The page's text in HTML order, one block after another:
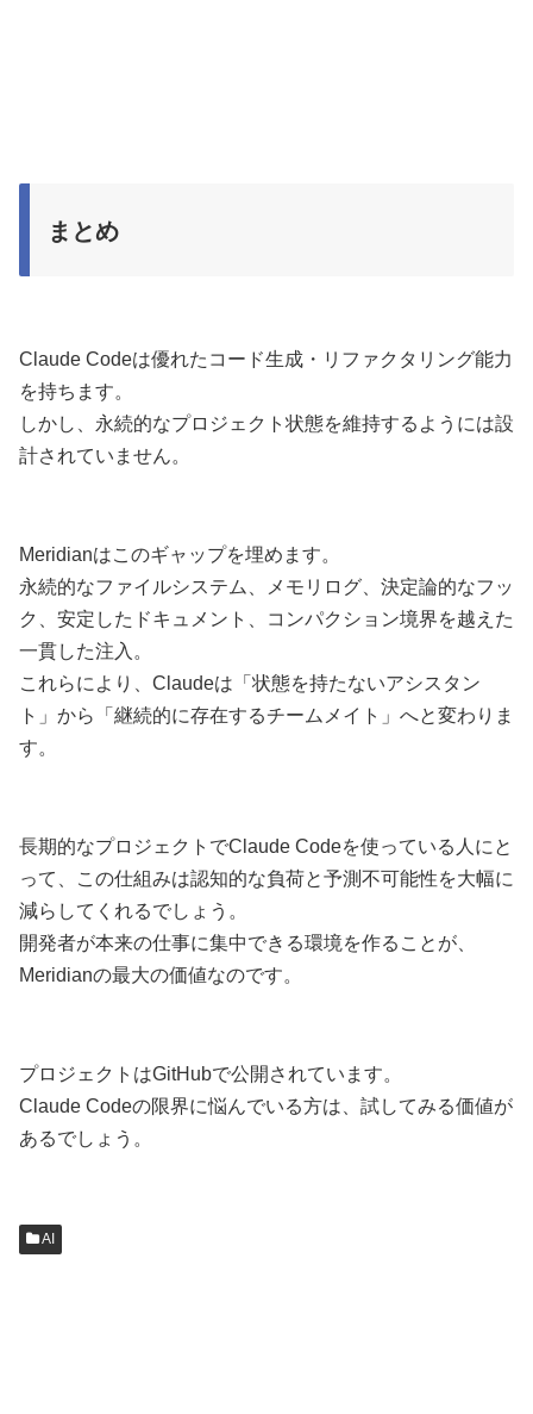
まとめ
Claude Codeは優れたコード生成・リファクタリング能力
を持ちます。
しかし、永続的なプロジェクト状態を維持するようには設
計されていません。
Meridianはこのギャップを埋めます。
永続的なファイルシステム、メモリログ、決定論的なフッ
ク、安定したドキュメント、コンパクション境界を越えた
一貫した注入。
これらにより、Claudeは「状態を持たないアシスタン
ト」から「継続的に存在するチームメイト」へと変わりま
す。
長期的なプロジェクトでClaude Codeを使っている人にと
って、この仕組みは認知的な負荷と予測不可能性を大幅に
減らしてくれるでしょう。
開発者が本来の仕事に集中できる環境を作ることが、
Meridianの最大の価値なのです。
プロジェクトはGitHubで公開されています。
Claude Codeの限界に悩んでいる方は、試してみる価値が
あるでしょう。
AI